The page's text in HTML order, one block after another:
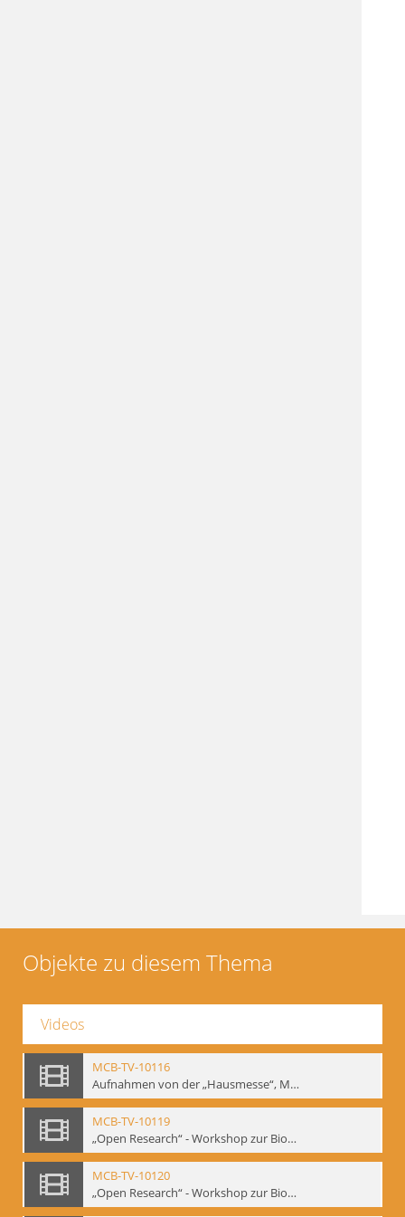
Objekte zu diesem Thema
Videos
MCB-TV-10116
Aufnahmen von der „Hausmesse“, Mime Centrum Berlin, 1994. Ausstellung und Veranstaltungsreihe anlässlich des 120. Geburtstages von W. E. Meyerhold im Mime Centrum Berlin, Februar 1994 (Bd.3) - Interne Signatur: BM-vid-23
MCB-TV-10119
„Open Research“ - Workshop zur Biomechanik, 10.-14.05.1994 im Mime Centrum Berlin (Bd.1). - Interne Signatur: BM-vid-26
MCB-TV-10120
„Open Research“ - Workshop zur Biomechanik, 10.-14.05.1994 im Mime Centrum Berlin (Bd.2). - Interne Signatur: BM-vid-27